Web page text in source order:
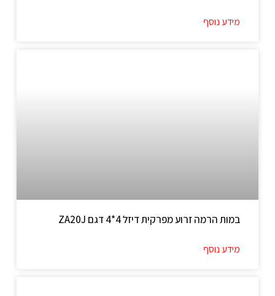
מידע נוסף
במות הרמה זרוע מפרקית דיזל 4*4 דגם ZA20J
מידע נוסף